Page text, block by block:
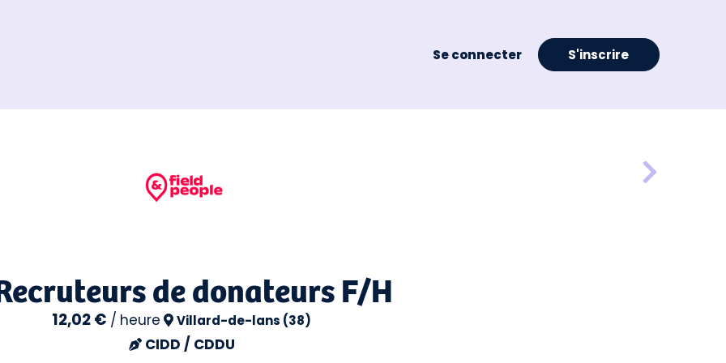
Se connecter S'inscrire
de donateurs F/H
12,02 € / heure Villard-de-lans (38)
CIDD / CDDU